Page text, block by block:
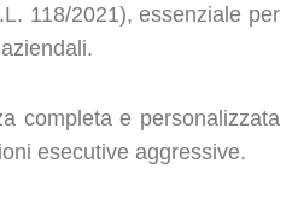
118/2021), essenziale per
completa e personalizzata
esecutive aggressive.